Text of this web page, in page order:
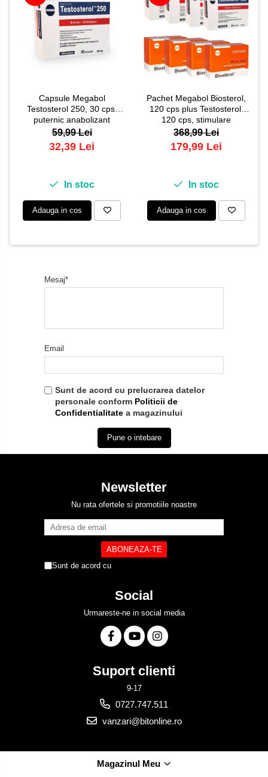
Capsule Megabol
Testosterol 250, 30 cps,
puternic anabolizant
natural, creste nivelul de
testosteron
59,99 Lei
32,39 Lei
In stoc
Adauga in cos
Pachet Megabol Biosterol,
120 cps plus Testosterol,
120 cps, stimulare
testosteron si hormon de
crestere, inhibare estrogen
368,99 Lei
179,99 Lei
In stoc
Adauga in cos
Mesaj*
Email
Sunt de acord cu prelucrarea datelor
personale conform Politicii de
Confidentialitate a magazinului
Pune o intebare
Newsletter
Nu rata ofertele si promotiile noastre
Sunt de acord cu
Social
Urmareste-ne in social media
Suport clienti
9-17
0727.747.511
vanzari@bitonline.ro
Magazinul Meu